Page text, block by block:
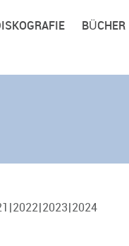
BÜCHER
2022 2023 2024